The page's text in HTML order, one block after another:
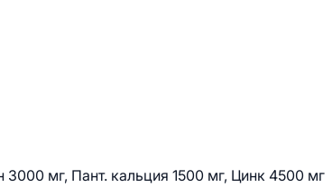
мг, Пант. кальция 1500 мг, Цинк 4500 мг